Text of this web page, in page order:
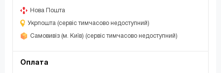
Нова Пошта
Укрпошта (сервіс тимчасово недоступний)
Самовивіз (м. Київ) (сервіс тимчасово недоступний)
Оплата